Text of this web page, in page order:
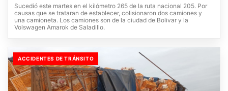
Sucedió este martes en el kilómetro 265 de la ruta nacional 205. Por
causas que se trataran de establecer, colisionaron dos camiones y
una camioneta. Los camiones son de la ciudad de Bolivar y la
Volswagen Amarok de Saladillo.
ACCIDENTES DE TRÁNSITO